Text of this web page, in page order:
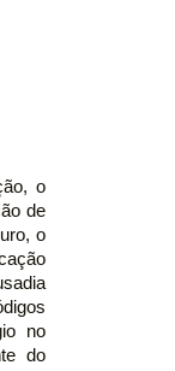
o
de
o
no
do